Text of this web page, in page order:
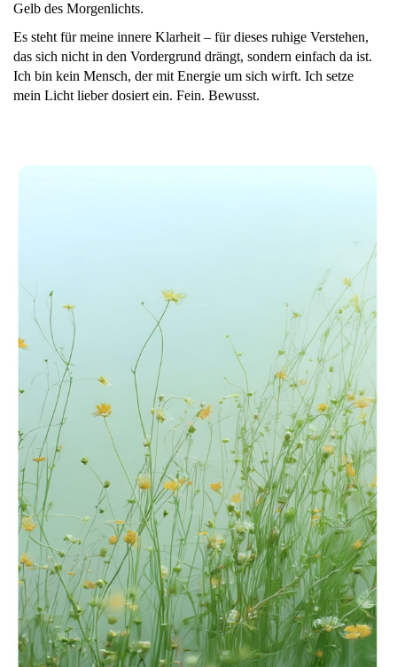
Gelb des Morgenlichts.
Es steht für meine innere Klarheit – für dieses ruhige Verstehen,
das sich nicht in den Vordergrund drängt, sondern einfach da ist.
Ich bin kein Mensch, der mit Energie um sich wirft. Ich setze
mein Licht lieber dosiert ein. Fein. Bewusst.